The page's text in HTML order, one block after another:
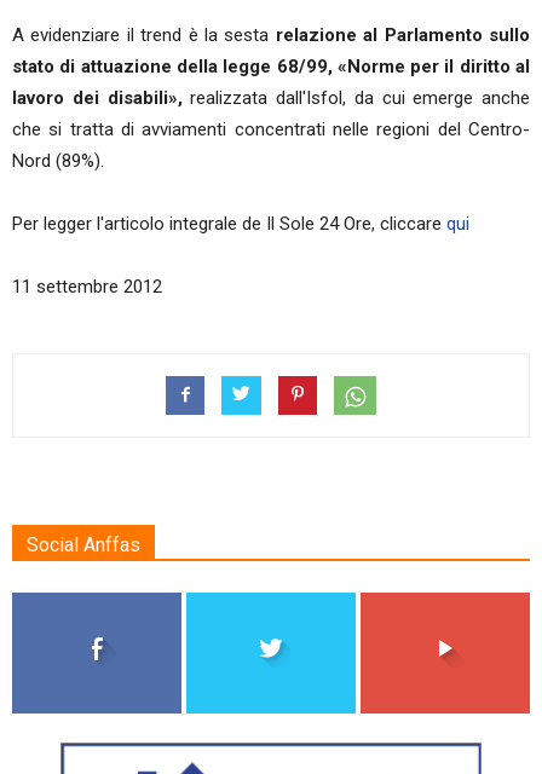
A evidenziare il trend è la sesta relazione al Parlamento sullo
stato di attuazione della legge 68/99, «Norme per il diritto al
lavoro dei disabili»,realizzata dall'Isfol, da cui emerge anche
che si tratta di avviamenti concentrati nelle regioni del Centro-
Nord (89%).
Per legger l'articolo integrale de Il Sole 24 Ore, cliccare qui
11 settembre 2012
Social Anffas